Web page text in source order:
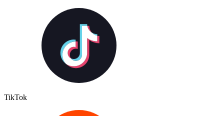
TikTok